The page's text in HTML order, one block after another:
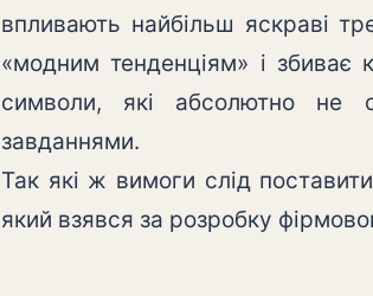
впливають найбільш яскраві
«модним тенденціям» і збиває
символи, які абсолютно не
завданнями.
Так які ж вимоги слід
який взявся за розробку